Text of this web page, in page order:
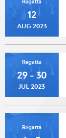
Regatta
12
AUG 2023
Regatta
29 - 30
JUL 2023
Regatta